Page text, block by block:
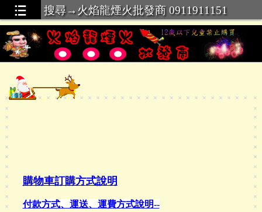
搜尋→火焰龍煙火批發商 0911911151
購物車訂購方式說明
付款方式、運送、運費方式說明--